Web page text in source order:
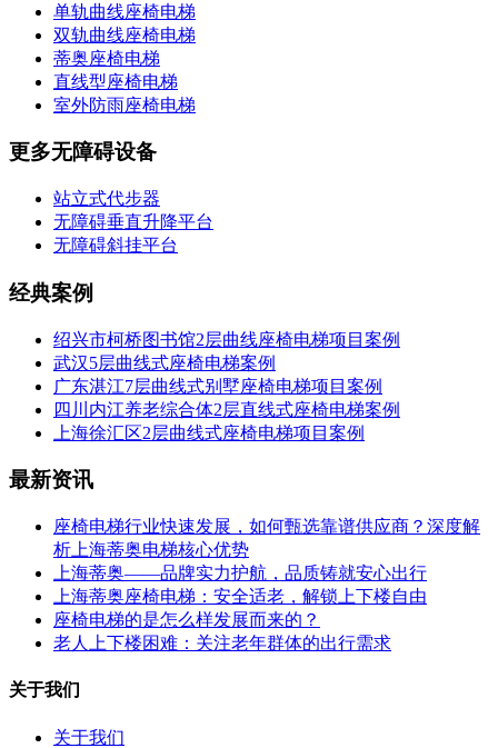
单轨曲线座椅电梯
双轨曲线座椅电梯
蒂奥座椅电梯
直线型座椅电梯
室外防雨座椅电梯
更多无障碍设备
站立式代步器
无障碍垂直升降平台
无障碍斜挂平台
经典案例
绍兴市柯桥图书馆2层曲线座椅电梯项目案例
武汉5层曲线式座椅电梯案例
广东湛江7层曲线式别墅座椅电梯项目案例
四川内江养老综合体2层直线式座椅电梯案例
上海徐汇区2层曲线式座椅电梯项目案例
最新资讯
座椅电梯行业快速发展，如何甄选靠谱供应商？深度解
析上海蒂奥电梯核心优势
上海蒂奥——品牌实力护航，品质铸就安心出行
上海蒂奥座椅电梯：安全适老，解锁上下楼自由
座椅电梯的是怎么样发展而来的？
老人上下楼困难：关注老年群体的出行需求
关于我们
关于我们